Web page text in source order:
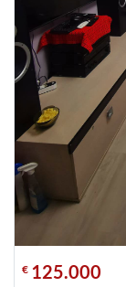
€ 125.000